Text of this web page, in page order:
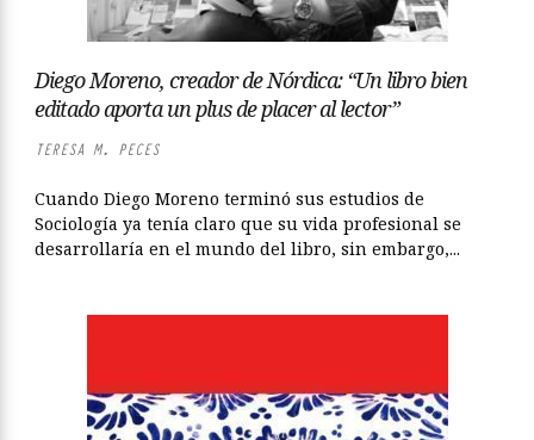
Diego Moreno, creador de Nórdica: “Un libro bien
editado aporta un plus de placer al lector”
TERESA M. PECES
Cuando Diego Moreno terminó sus estudios de
Sociología ya tenía claro que su vida profesional se
desarrollaría en el mundo del libro, sin embargo,...